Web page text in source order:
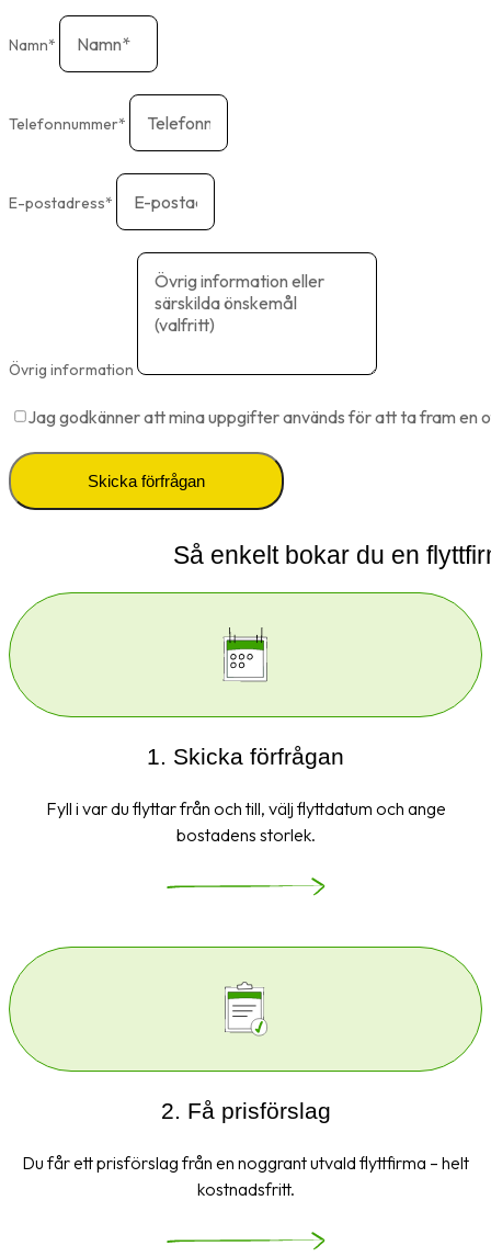
Namn*
Telefonnummer*
E-postadress*
Övrig information
Jag godkänner att mina uppgifter används för att ta fram en
Skicka förfrågan
Så enkelt bokar du en
1. Skicka förfrågan
Fyll i var du flyttar från och till, välj flyttdatum och ange
bostadens storlek.
2. Få prisförslag
Du får ett prisförslag från en noggrant utvald flyttfirma – helt
kostnadsfritt.